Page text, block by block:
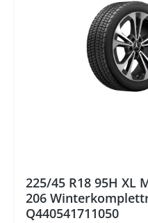
225/45 R18 95H XL
206
Q440541711050